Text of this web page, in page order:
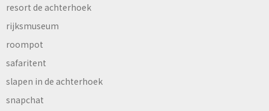
resort de achterhoek
rijksmuseum
roompot
safaritent
slapen in de achterhoek
snapchat